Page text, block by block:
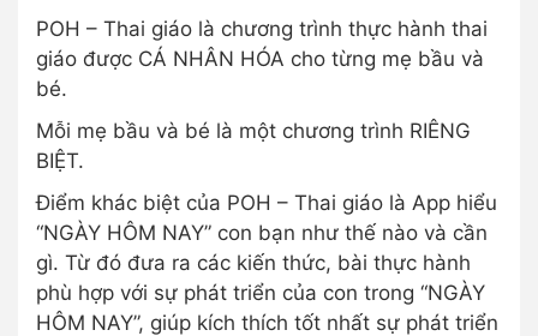
POH – Thai giáo là chương trình thực hành thai
giáo được CÁ NHÂN HÓA cho từng mẹ bầu và
bé.
Mỗi mẹ bầu và bé là một chương trình RIÊNG
BIỆT.
Điểm khác biệt của POH – Thai giáo là App hiểu
“NGÀY HÔM NAY” con bạn như thế nào và cần
gì. Từ đó đưa ra các kiến thức, bài thực hành
phù hợp với sự phát triển của con trong “NGÀY
HÔM NAY”, giúp kích thích tốt nhất sự phát triển